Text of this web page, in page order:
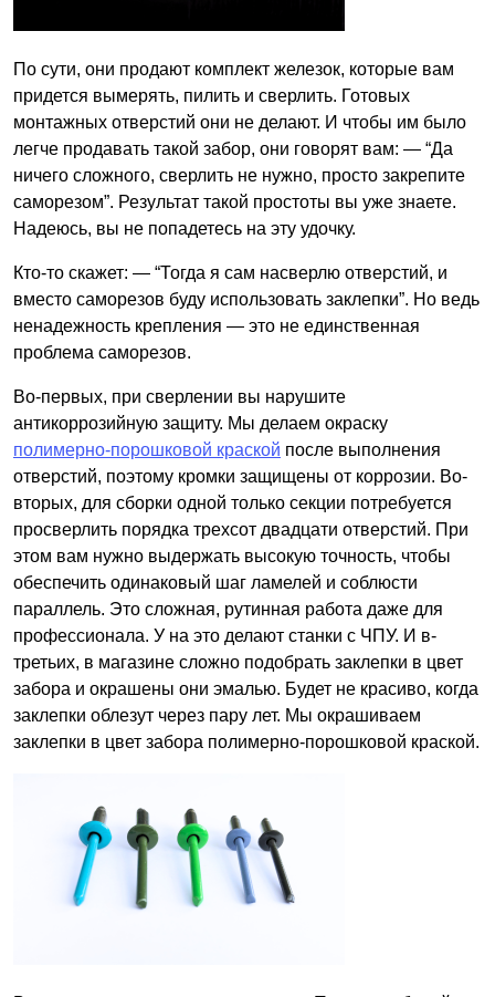
По сути, они продают комплект железок, которые вам
придется вымерять, пилить и сверлить. Готовых
монтажных отверстий они не делают. И чтобы им было
легче продавать такой забор, они говорят вам: — “Да
ничего сложного, сверлить не нужно, просто закрепите
саморезом”. Результат такой простоты вы уже знаете.
Надеюсь, вы не попадетесь на эту удочку.
Кто-то скажет: — “Тогда я сам насверлю отверстий, и
вместо саморезов буду использовать заклепки”. Но ведь
ненадежность крепления — это не единственная
проблема саморезов.
Во-первых, при сверлении вы нарушите
антикоррозийную защиту. Мы делаем окраску
полимерно-порошковой краской после выполнения
отверстий, поэтому кромки защищены от коррозии. Во-
вторых, для сборки одной только секции потребуется
просверлить порядка трехсот двадцати отверстий. При
этом вам нужно выдержать высокую точность, чтобы
обеспечить одинаковый шаг ламелей и соблюсти
параллель. Это сложная, рутинная работа даже для
профессионала. У на это делают станки с ЧПУ. И в-
третьих, в магазине сложно подобрать заклепки в цвет
забора и окрашены они эмалью. Будет не красиво, когда
заклепки облезут через пару лет. Мы окрашиваем
заклепки в цвет забора полимерно-порошковой краской.